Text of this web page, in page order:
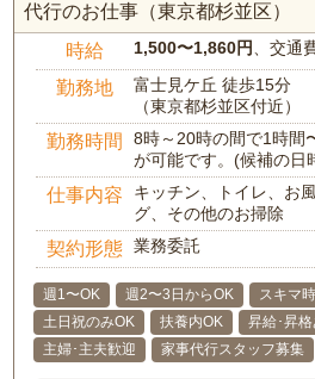
代行のお仕事（東京都杉並区）
時給 1,500〜1,860円、交通
勤務地
富士見ケ丘 徒歩15分
（東京都杉並区付近）
勤務時間
8時～20時の間で1時間
が可能です。(候補の日
仕事内容
キッチン、トイレ、お
グ、その他のお掃除
契約形態 業務委託
週1〜OK 週2〜3日からOK
スキマ
土日祝のみOK
扶養内OK 昇給･昇格
主婦･主夫歓迎
家事代行スタッフ募集